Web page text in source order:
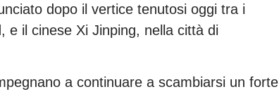
dopo il vertice tenutosi oggi tra i
e il cinese Xi Jinping, nella città di
a continuare a scambiarsi un forte